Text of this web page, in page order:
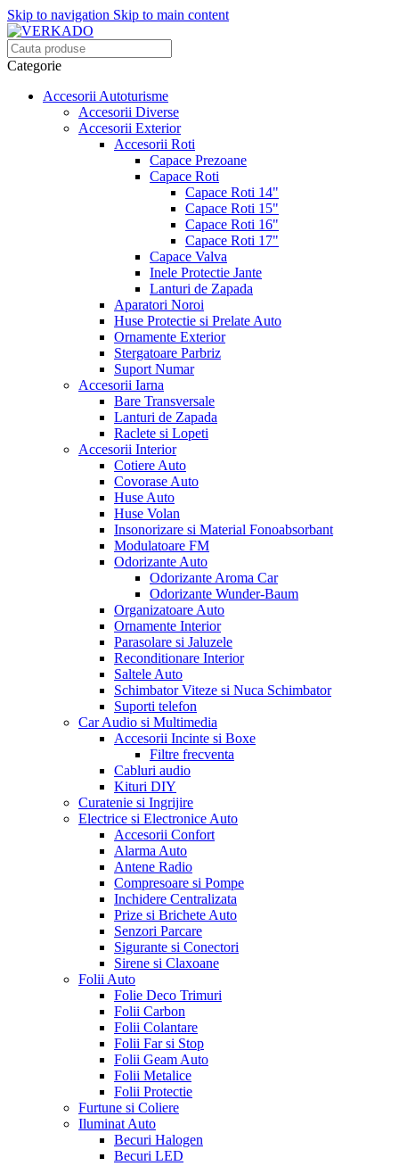
Skip to navigation Skip to main content
Categorie
Accesorii Autoturisme
Accesorii Diverse
Accesorii Exterior
Accesorii Roti
Capace Prezoane
Capace Roti
Capace Roti 14"
Capace Roti 15"
Capace Roti 16"
Capace Roti 17"
Capace Valva
Inele Protectie Jante
Lanturi de Zapada
Aparatori Noroi
Huse Protectie si Prelate Auto
Ornamente Exterior
Stergatoare Parbriz
Suport Numar
Accesorii Iarna
Bare Transversale
Lanturi de Zapada
Raclete si Lopeti
Accesorii Interior
Cotiere Auto
Covorase Auto
Huse Auto
Huse Volan
Insonorizare si Material Fonoabsorbant
Modulatoare FM
Odorizante Auto
Odorizante Aroma Car
Odorizante Wunder-Baum
Organizatoare Auto
Ornamente Interior
Parasolare si Jaluzele
Reconditionare Interior
Saltele Auto
Schimbator Viteze si Nuca Schimbator
Suporti telefon
Car Audio si Multimedia
Accesorii Incinte si Boxe
Filtre frecventa
Cabluri audio
Kituri DIY
Curatenie si Ingrijire
Electrice si Electronice Auto
Accesorii Confort
Alarma Auto
Antene Radio
Compresoare si Pompe
Inchidere Centralizata
Prize si Brichete Auto
Senzori Parcare
Sigurante si Conectori
Sirene si Claxoane
Folii Auto
Folie Deco Trimuri
Folii Carbon
Folii Colantare
Folii Far si Stop
Folii Geam Auto
Folii Metalice
Folii Protectie
Furtune si Coliere
Iluminat Auto
Becuri Halogen
Becuri LED